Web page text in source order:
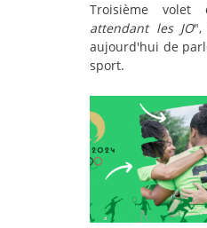
Troisième
attendant les JO",
aujourd'hui de
sport.